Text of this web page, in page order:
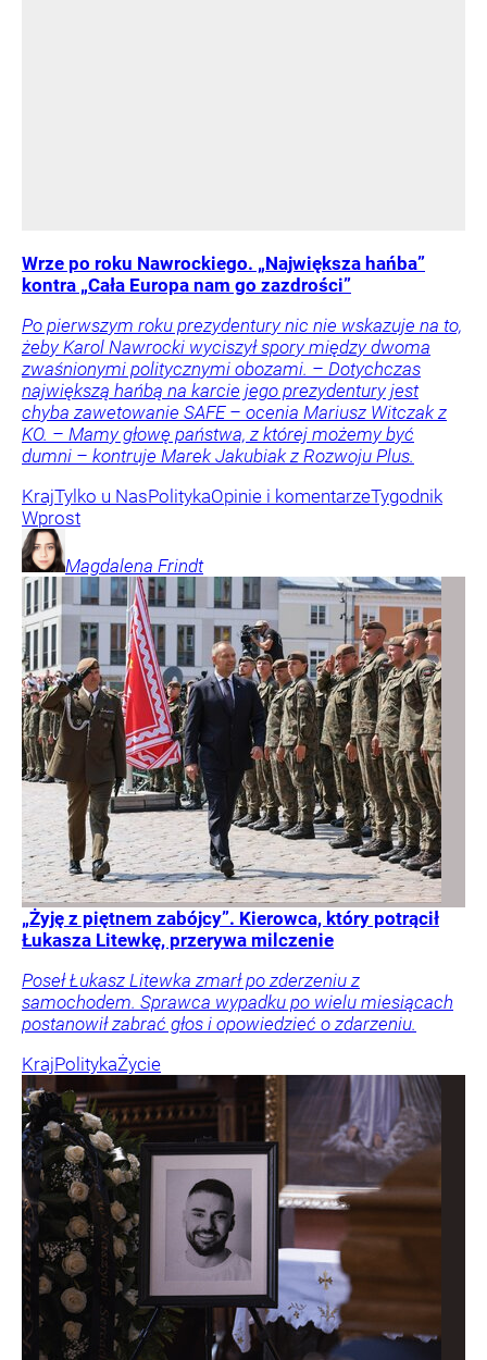
Wrze po roku Nawrockiego. „Największa hańba”
kontra „Cała Europa nam go zazdrości”
Po pierwszym roku prezydentury nic nie wskazuje na to,
żeby Karol Nawrocki wyciszył spory między dwoma
zwaśnionymi politycznymi obozami. – Dotychczas
największą hańbą na karcie jego prezydentury jest
chyba zawetowanie SAFE – ocenia Mariusz Witczak z
KO. – Mamy głowę państwa, z której możemy być
dumni – kontruje Marek Jakubiak z Rozwoju Plus.
KrajTylko u NasPolitykaOpinie i komentarzeTygodnik
Wprost
Magdalena Frindt
„Żyję z piętnem zabójcy”. Kierowca, który potrącił
Łukasza Litewkę, przerywa milczenie
Poseł Łukasz Litewka zmarł po zderzeniu z
samochodem. Sprawca wypadku po wielu miesiącach
postanowił zabrać głos i opowiedzieć o zdarzeniu.
KrajPolitykaŻycie